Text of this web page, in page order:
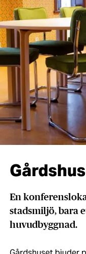
En
stadsmiljö, bara
huvudbyggnad.